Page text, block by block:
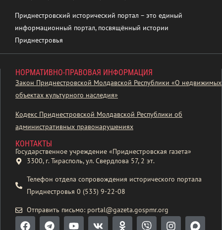
Приднестровский исторический портал – это единый
информационный портал, посвящённый истории
Приднестровья
НОРМАТИВНО-ПРАВОВАЯ ИНФОРМАЦИЯ
Закон Приднестровской Молдавской Республики «О недвижимых
объектах культурного наследия»
Кодекс Приднестровской Молдавской Республики об
административных правонарушениях
КОНТАКТЫ
Государственное учреждение «Приднестровская газета»
3300, г. Тирасполь, ул. Свердлова 57, 2 эт.
Телефон отдела сопровождения исторического портала
Приднестровья 0 (533) 9-22-08
Отправить письмо: portal@gazeta.gospmr.org